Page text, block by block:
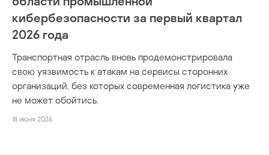
кибербезопасности за первый квартал
2026 года
Транспортная отрасль вновь продемонстрировала
свою уязвимость к атакам на сервисы сторонних
организаций, без которых современная логистика уже
не может обойтись.
18 июня 2026